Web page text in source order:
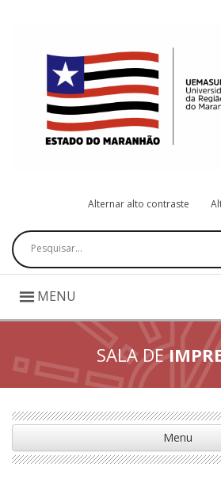
Alternar alto contraste
Pesquisar
MENU
SALA DE
Menu